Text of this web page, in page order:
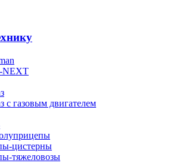
NEXT
с газовым двигателем
цистерны
тяжеловозы